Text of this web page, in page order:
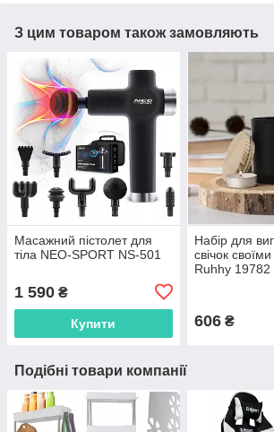
З цим товаром також замовляють
Масажний пістолет для
тіла NEO-SPORT NS-501
1 590 ₴
Купити
Набір для
свічок
Ruhhy 19782
606₴
Подібні товари компанії